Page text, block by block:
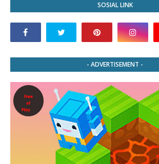
SOSIAL LINK
- ADVERTISEMENT -